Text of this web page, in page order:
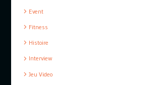
Event
Fitness
Histoire
Interview
Jeu Video